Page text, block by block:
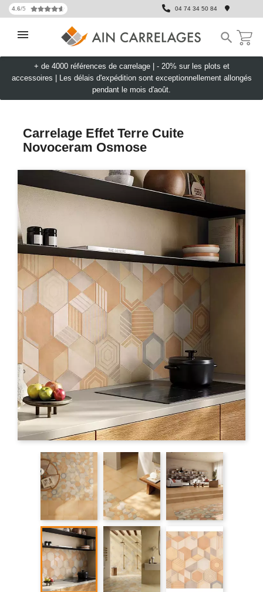
4.6/5 04 74 34 50 84

+ de 4000 références de carrelage | - 20% sur les plots et
accessoires
Les délais d'expédition sont exceptionnellement allongés
pendant le mois d'août.
Carrelage Effet Terre Cuite
Novoceram Osmose